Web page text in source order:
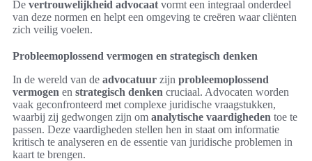
De vertrouwelijkheid advocaat vormt een integraal onderdeel
van deze normen en helpt een omgeving te creëren waar cliënten
zich veilig voelen.
Probleemoplossend vermogen en strategisch denken
In de wereld van de advocatuur zijn probleemoplossend
vermogen en strategisch denken cruciaal. Advocaten worden
vaak geconfronteerd met complexe juridische vraagstukken,
waarbij zij gedwongen zijn om analytische vaardigheden toe te
passen. Deze vaardigheden stellen hen in staat om informatie
kritisch te analyseren en de essentie van juridische problemen in
kaart te brengen.